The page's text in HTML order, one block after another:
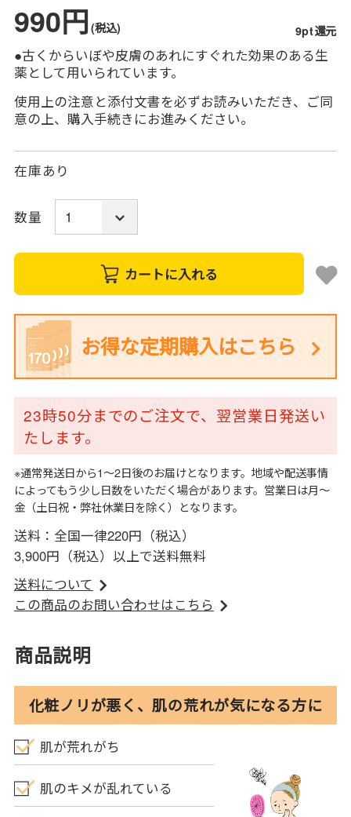
990円(税込) 9pt還元
●古くからいぼや皮膚のあれにすぐれた効果のある生
薬として用いられています。
使用上の注意と添付文書を必ずお読みいただき、ご同
意の上、購入手続きにお進みください。
在庫あり
数量
カートに入れる
お得な定期購入はこちら
23時50分までのご注文で、翌営業日発送い
たします。
※通常発送日から1～2日後のお届けとなります。地域や配送事情
によってもう少し日数をいただく場合があります。営業日は月～
金（土日祝・弊社休業日を除く）となります。
送料：全国一律220円（税込）
3,900円（税込）以上で送料無料
送料について
この商品のお問い合わせはこちら
商品説明
化粧ノリが悪く、肌の荒れが気になる方に
肌が荒れがち
肌のキメが乱れている